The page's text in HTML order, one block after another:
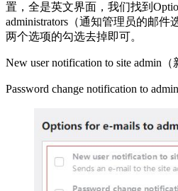
置，全是英文界面，我们找到
administrators（通知管理员的邮
两个选项的勾选去掉即可。
New user notification to site admin
Password change notification to